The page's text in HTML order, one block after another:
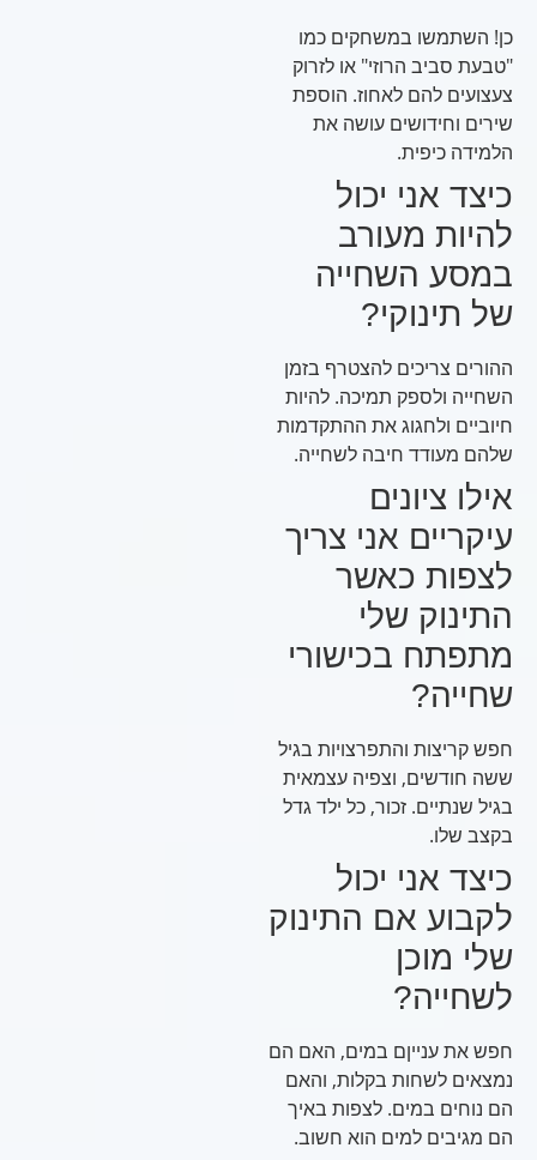
כן! השתמשו במשחקים כמו
"טבעת סביב הרוזי" או לזרוק
צעצועים להם לאחוז. הוספת
שירים וחידושים עושה את
הלמידה כיפית.
כיצד אני יכול
להיות מעורב
במסע השחייה
של תינוקי?
ההורים צריכים להצטרף בזמן
השחייה ולספק תמיכה. להיות
חיוביים ולחגוג את ההתקדמות
שלהם מעודד חיבה לשחייה.
אילו ציונים
עיקריים אני צריך
לצפות כאשר
התינוק שלי
מתפתח בכישורי
שחייה?
חפש קריצות והתפרצויות בגיל
ששה חודשים, וצפיה עצמאית
בגיל שנתיים. זכור, כל ילד גדל
בקצב שלו.
כיצד אני יכול
לקבוע אם התינוק
שלי מוכן
לשחייה?
חפש את ענייןם במים, האם הם
נמצאים לשחות בקלות, והאם
הם נוחים במים. לצפות באיך
הם מגיבים למים הוא חשוב.